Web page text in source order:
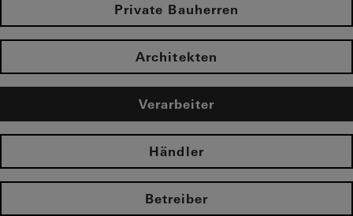
Private Bauherren
Architekten
Verarbeiter
Händler
Betreiber